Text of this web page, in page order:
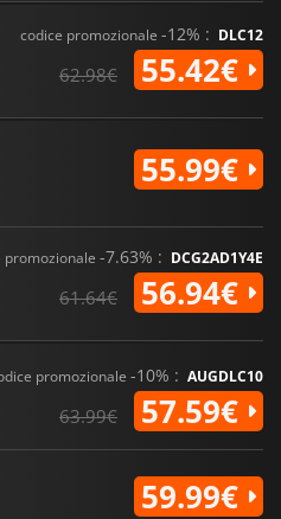
del mondo, alle trame
Baldur's Gate IIIoffre
coinvolgente come
battaglia e ogni alleanza
vivo e pulsante che
gioco offre un viaggio
della scelta è vostro e il
codice promozionale -12% : DLC12
62.98€ 55.42€
55.99€
promozionale -7.63% : DCG2AD1Y4E
61.64€ 56.94€
promozionale -10% : AUGDLC10
63.99€ 57.59€
59.99€